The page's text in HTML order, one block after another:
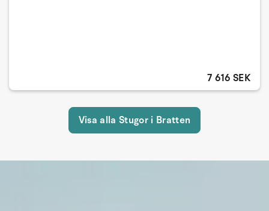
7 616 SEK
Visa alla Stugor i Bratten